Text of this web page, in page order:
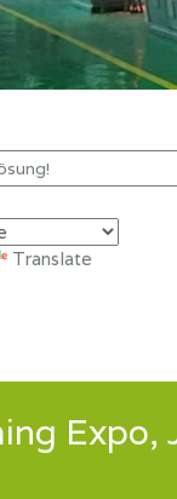
Translate
Expo,